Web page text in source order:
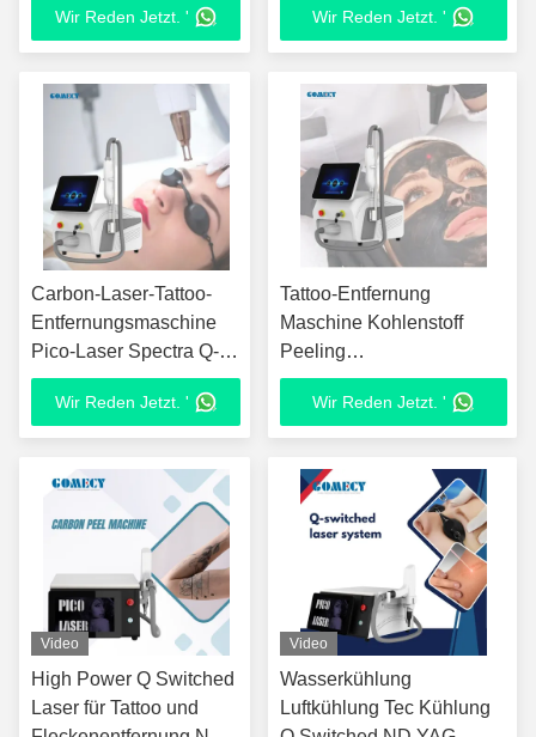
Altersflecken,
Muttermale, 6
Funktionen
Wir Reden Jetzt. '
Hautverjüngung
Tätowierung Entfernung
Wir Reden Jetzt. '
Carbon-Laser-Tattoo-
Entfernungsmaschine
Pico-Laser Spectra Q-
Switched Nd Yag Laser
Picosekunden Picocare
Lutron Pico-
Maschinenpreis
Wir Reden Jetzt. '
Tattoo-Entfernung
Maschine Kohlenstoff
Peeling
Schönheitsmaschine
Picosecond Nd Yag Pico
Laser Haut Ausrüstung für
Hautbleichung
Wir Reden Jetzt. '
Video
High Power Q Switched
Laser für Tattoo und
Video
Wasserkühlung
Luftkühlung Tec Kühlung